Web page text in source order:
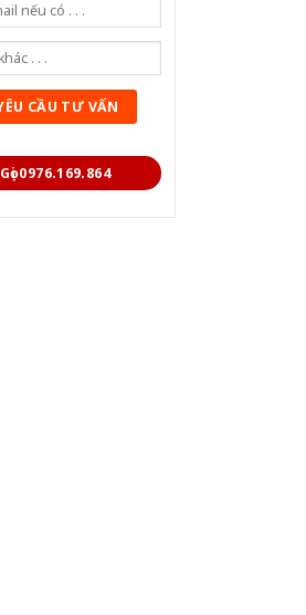
Gọi 0976.169.864